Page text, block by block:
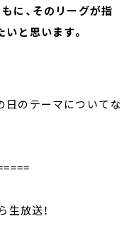
に、そのリーグが指
と思います。
日のテーマについてな
放送！